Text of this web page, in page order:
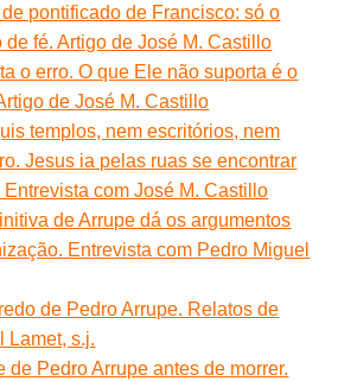
pontificado de Francisco: só o
de fé. Artigo de José M. Castillo
o erro. O que Ele não suporta é o
de José M. Castillo
templos, nem escritórios, nem
Jesus ia pelas ruas se encontrar
Entrevista com José M. Castillo
de Arrupe dá os argumentos
Entrevista com Pedro Miguel
de Pedro Arrupe. Relatos de
Lamet, s.j.
de Pedro Arrupe antes de morrer.